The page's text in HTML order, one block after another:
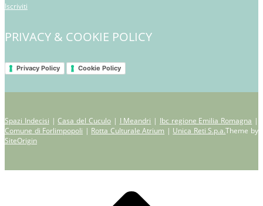
Iscriviti
PRIVACY & COOKIE POLICY
Privacy Policy Cookie Policy
Spazi Indecisi |Casa del Cuculo| I Meandri | Ibc regione Emilia Romagna |
Comune di Forlimpopoli | Rotta Culturale Atrium | Unica Reti S.p.a.Theme by
SiteOrigin